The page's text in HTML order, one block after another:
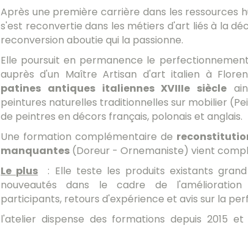
Après une première carrière dans les ressources
s'est reconvertie dans les métiers d'art liés à la
reconversion aboutie qui la passionne.
Elle poursuit en permanence le
auprès d'un Maître Artisan d'art italien à
patines antiques italiennes XVIIIe siècle
peintures naturelles traditionnelles sur mobilier
de peintres en décors français, polonais et anglais.
Une formation complémentaire de
manquantes (Doreur - Ornemaniste) vient
Le plus : Elle teste les produits existants
nouveautés dans le cadre de
participants, retours d'expérience et avis sur la
l'atelier dispense des formations depuis 2015